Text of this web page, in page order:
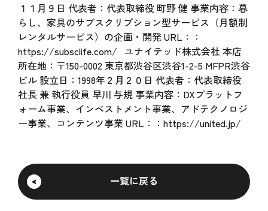
１１月９日 代表者：代表取締役 町野 健 事業内容：暮
らし、家具のサブスクリプション型サービス（月額制
レンタルサービス）の企画・開発 URL：：
https://subsclife.com/ ユナイテッド株式会社 本店
所在地：〒150-0002 東京都渋谷区渋谷1-2-5 MFPR渋谷
ビル 設立日：1998年２月２０日 代表者：代表取締役
社長 兼 執行役員 早川 与規 事業内容：DXプラットフ
ォーム事業、インベストメント事業、アドテクノロジ
ー事業、コンテンツ事業 URL：： https://united.jp/
一覧に戻る